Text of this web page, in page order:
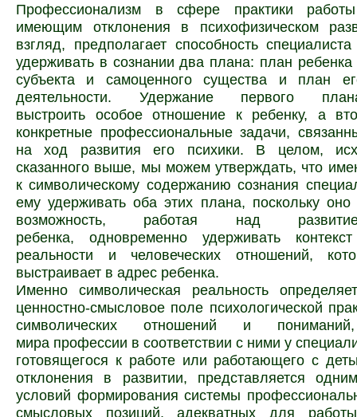
Профессионализм в сфере практики
имеющим отклонения в психофизическом
взгляд, предполагает способность
удерживать в сознании два плана: план ребенка
субъекта и самоценного существа и план
деятельности. Удержание первого
выстроить особое отношение к ребенку, а
конкретные профессиональные задачи,
на ход развития его психики. В целом,
сказанного выше, мы можем утверждать, что
к символическому содержанию сознания
ему удерживать оба этих плана, поскольку оно
возможность, работая над
ребенка, одновременно удерживать контекст
реальности и человеческих отношений,
выстраивает в адрес ребенка.
Именно символическая реальность
ценностно-смысловое поле психологической
символических отношений и
мира профессии в соответствии с ними у
готовящегося к работе или работающего с
отклонения в развитии, представляется
условий формирования системы
смысловых позиций, адекватных для